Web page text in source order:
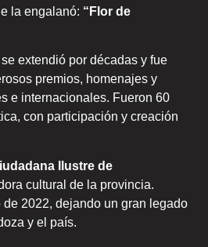
la engalanó: “Flor de
extendió por décadas y fue
premios, homenajes y
e internacionales. Fueron 60
con participación y creación
Ilustre de
cultural de la provincia.
2022, dejando un gran legado
y el país.